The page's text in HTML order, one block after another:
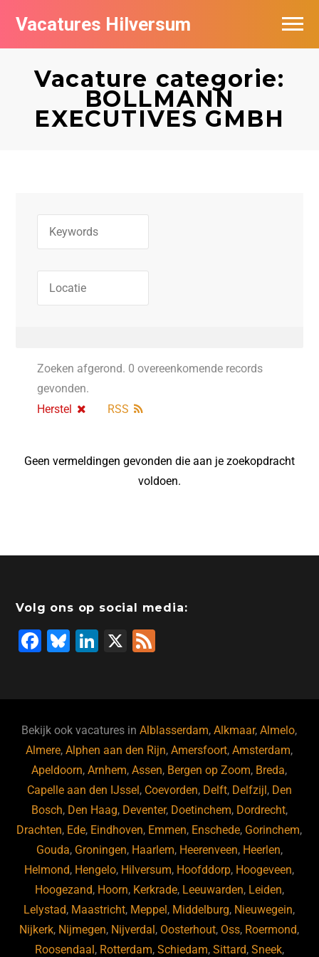
Vacatures Hilversum
Vacature categorie:
BOLLMANN
EXECUTIVES GMBH
Zoeken afgerond. 0 overeenkomende records
gevonden.
Herstel
RSS
Geen vermeldingen gevonden die aan je zoekopdracht
voldoen.
Volg ons op social media:
F
b
o
o
k
Bl
ky
Li
dI
n
X
Bekijk ook vacatures inAlblasserdam,Alkmaar,Almelo,
Almere,Alphen aan den Rijn,Amersfoort,Amsterdam,
Apeldoorn,Arnhem,Assen, Bergen op Zoom, Breda,
Capelle aan den IJssel , Coevorden, Delft, Delfzijl , Den
Bosch, Den Haag, Deventer, Doetinchem, Dordrecht,
Drachten, Ede, Eindhoven, Emmen, Enschede, Gorinchem,
Gouda, Groningen, Haarlem, Heerenveen, Heerlen,
Helmond, Hengelo, Hilversum, Hoofddorp, Hoogeveen,
Hoogezand, Hoorn, Kerkrade, Leeuwarden, Leiden,
Lelystad, Maastricht, Meppel , Middelburg, Nieuwegein,
Nijkerk, Nijmegen, Nijverdal , Oosterhout, Oss, Roermond,
Roosendaal , Rotterdam, Schiedam, Sittard, Sneek,
Vacatures per bedrijf in Hilversum
De populairste vacatures in Hilversum